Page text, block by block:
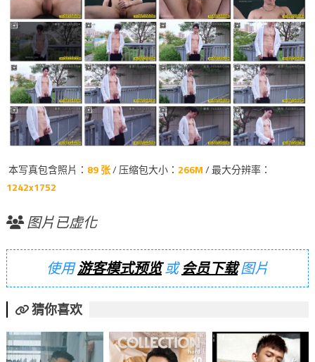
本写真包含照片： 89 张/ 压缩包大小： 266M/ 最大分辨率：
1242x1752
图片已虚化
使用游客模式预览或会员下载图片
猜你喜欢